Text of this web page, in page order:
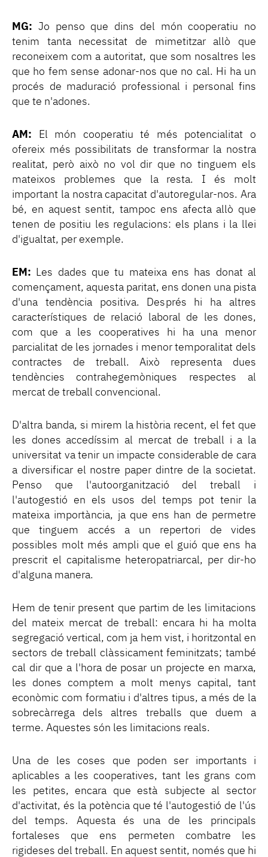
MG: Jo penso que dins del món cooperatiu no
tenim tanta necessitat de mimetitzar allò que
reconeixem com a autoritat, que som nosaltres les
que ho fem sense adonar-nos que no cal. Hi ha un
procés de maduració professional i personal fins
que te n'adones.
AM:
El món cooperatiu té més potencialitat o
ofereix més possibilitats de transformar la nostra
realitat, però això no vol dir que no tinguem els
mateixos problemes que la resta. I és molt
important la nostra capacitat d'autoregular-nos. Ara
bé, en aquest sentit, tampoc ens afecta allò que
tenen de positiu les regulacions: els plans i la llei
d'igualtat, per exemple.
EM: Les dades que tu mateixa ens has donat al
començament, aquesta paritat, ens donen una pista
d'una tendència positiva. Després hi ha altres
característiques de relació laboral de les dones,
com que a les cooperatives hi ha una menor
parcialitat de les jornades i menor temporalitat dels
contractes de treball. Això representa dues
tendències contrahegemòniques respectes al
mercat de treball convencional.
D'altra banda, si mirem la història recent, el fet que
les dones accedíssim al mercat de treball i a la
universitat va tenir un impacte considerable de cara
a diversificar el nostre paper dintre de la societat.
Penso que l'autoorganització del treball i
l'autogestió en els usos del temps pot tenir la
mateixa importància, ja que ens han de permetre
que tinguem accés a un repertori de vides
possibles molt més ampli que el guió que ens ha
prescrit el capitalisme heteropatriarcal, per dir-ho
d'alguna manera.
Hem de tenir present que partim de les limitacions
del mateix mercat de treball: encara hi ha molta
segregació vertical, com ja hem vist, i horitzontal en
sectors de treball clàssicament feminitzats; també
cal dir que a l'hora de posar un projecte en marxa,
les dones comptem a molt menys capital, tant
econòmic com formatiu i d'altres tipus, a més de la
sobrecàrrega dels altres treballs que duem a
terme. Aquestes són les limitacions reals.
Una de les coses que poden ser importants i
aplicables a les cooperatives, tant les grans com
les petites, encara que està subjecte al sector
d'activitat, és la potència que té l'autogestió de l'ús
del temps. Aquesta és una de les principals
fortaleses que ens permeten combatre les
rigideses del treball. En aquest sentit, només que hi